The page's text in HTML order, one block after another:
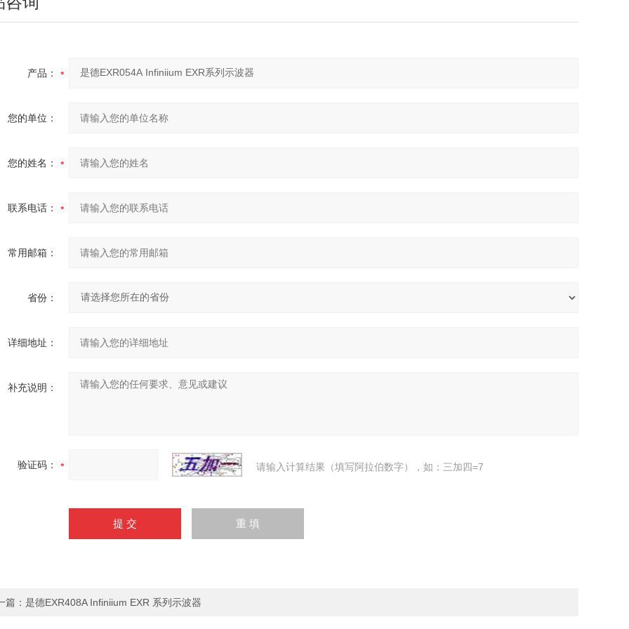
产品：
您的单位：
您的姓名：
联系电话：
常用邮箱：
省份：
详细地址：
补充说明：
验证码： 请输入计算结果（填写阿拉伯数字），如：三加四=7
篇： 是德EXR408A Infiniium EXR 系列示波器